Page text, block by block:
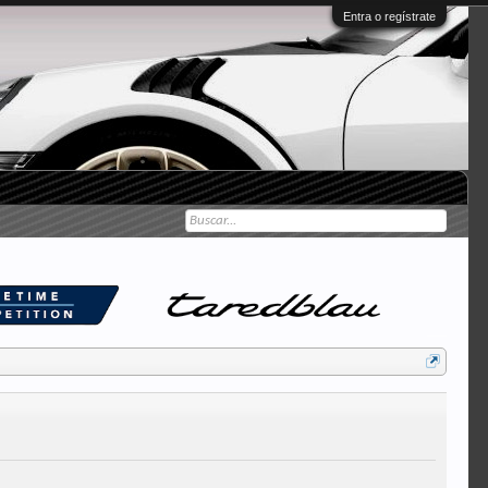
Entra o regístrate